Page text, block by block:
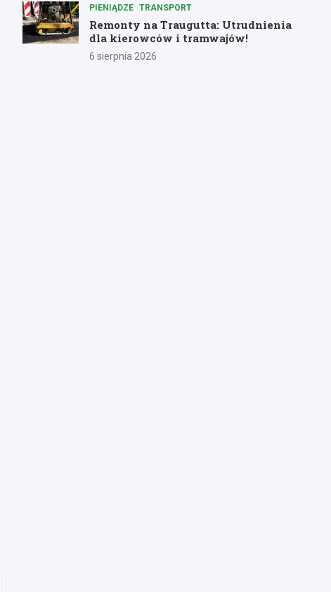
PIENIĄDZE TRANSPORT
Remonty na Traugutta: Utrudnienia
dla kierowców i tramwajów!
6 sierpnia 2026